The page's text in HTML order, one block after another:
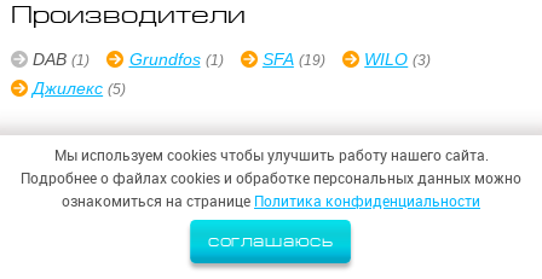
Производители
DAB (1) Grundfos (1) SFA (19) WILO (3)
Джилекс (5)
ООО «СИНТЕЗ БЕЗОПАСНОСТИ»
Политика конфиденциальности
Мы используем cookies чтобы улучшить работу нашего сайта.
Подробнее о файлах cookies и обработке персональных данных можно
ознакомиться на странице Политика конфиденциальности
соглашаюсь